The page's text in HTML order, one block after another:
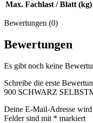
Max. Fachlast / Blatt (kg)
Bewertungen (0)
Bewertungen
Es gibt noch keine
Schreibe die erste
900 SCHWARZ
Deine E-Mail-Adresse
Felder sind mit * markiert